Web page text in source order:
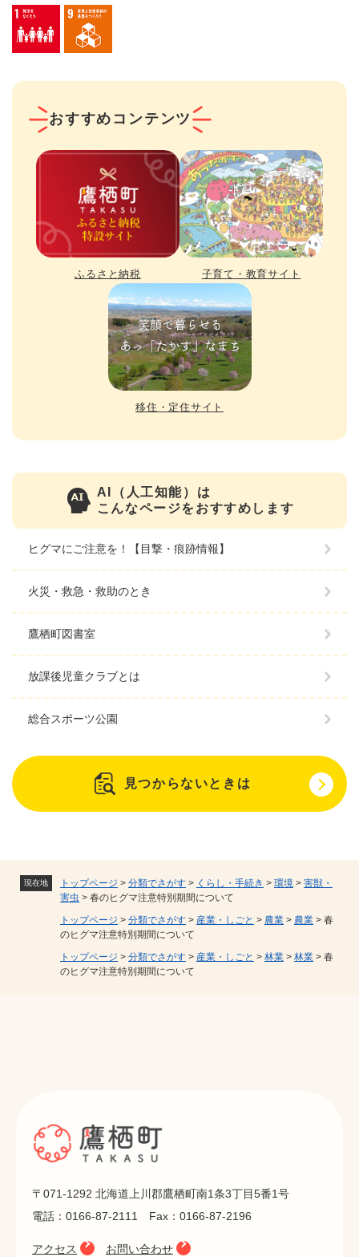
現在地 トップページ > 分類でさがす > くらし・手続き > 環境 > 害獣・
害虫 > 春のヒグマ注意特別期間について
トップページ > 分類でさがす > 産業・しごと > 農業 > 農業 > 春
のヒグマ注意特別期間について
トップページ > 分類でさがす > 産業・しごと > 林業 > 林業 > 春
のヒグマ注意特別期間について
おすすめコンテンツ
ふるさと納税 子育て・教育サイト
移住・定住サイト
AI（人工知能）は
こんなページをおすすめします
ヒグマにご注意を！【目撃・痕跡情報】
火災・救急・救助のとき
鷹栖町図書室
放課後児童クラブとは
総合スポーツ公園
見つからないときは
〒071-1292 北海道上川郡鷹栖町南1条3丁目5番1号
電話：0166-87-2111 Fax：0166-87-2196
アクセス お問い合わせ